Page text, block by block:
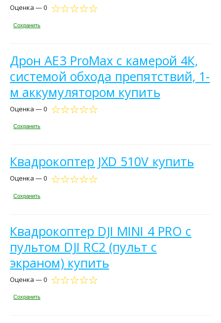
Оценка — 0
Сохранить
Дрон AE3 ProMax с камерой 4К,
системой обхода препятствий, 1-
м аккумулятором купить
Оценка — 0
Сохранить
Квадрокоптер JXD 510V купить
Оценка — 0
Сохранить
Квадрокоптер DJI MINI 4 PRO с
пультом DJI RC2 (пульт с
экраном) купить
Оценка — 0
Сохранить